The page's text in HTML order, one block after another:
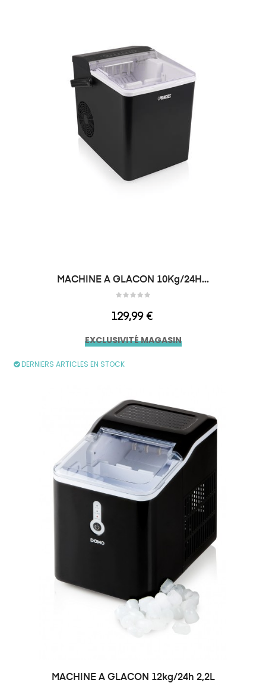
MACHINE A GLACON 10Kg/24H...
Prix
129,99 €
EXCLUSIVITÉ MAGASIN
DERNIERS ARTICLES EN STOCK
MACHINE A GLACON 12kg/24h 2,2L